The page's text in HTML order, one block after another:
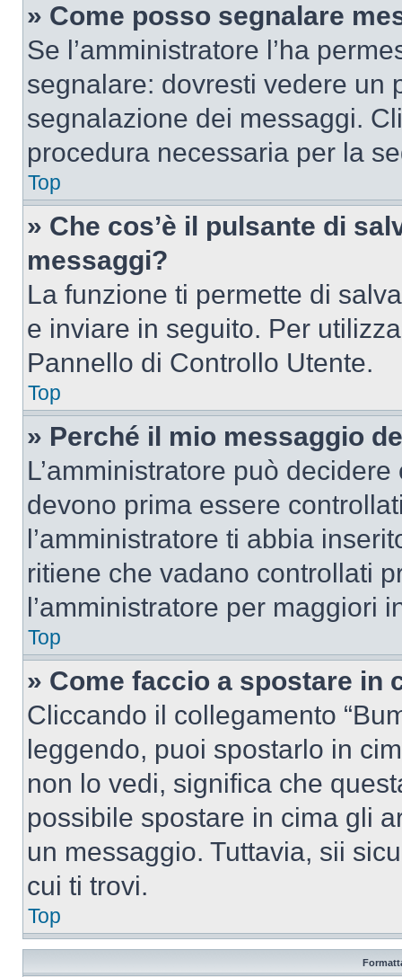
» Come posso segnalare
Se l’amministratore l’ha
segnalare: dovresti vedere un
segnalazione dei messaggi.
procedura necessaria per la
Top
» Che cos’è il pulsante di
messaggi?
La funzione ti permette di
e inviare in seguito. Per
Pannello di Controllo Utente.
Top
» Perché il mio messaggio
L’amministratore può
devono prima essere
l’amministratore ti abbia
ritiene che vadano controllati
l’amministratore per maggiori
Top
» Come faccio a spostare in
Cliccando il collegamento
leggendo, puoi spostarlo in
non lo vedi, significa che
possibile spostare in cima gli
un messaggio. Tuttavia, sii
cui ti trovi.
Top